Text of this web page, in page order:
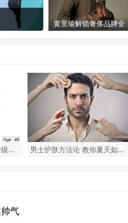
黄景瑜解锁奢侈品牌全
男士护肤攻略！你是哪个级别的男人？ 男士护肤方法论 教你夏天如何打造干净清爽的皮肤
气